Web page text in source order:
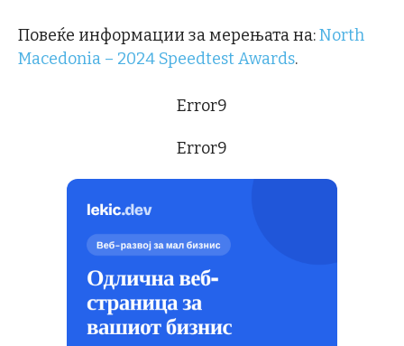
Повеќе информации за мерењата на:North
Macedonia – 2024 Speedtest Awards.
Error9
Error9